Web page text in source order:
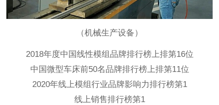
（机械生产设备）
2018年度中国线性模组品牌排行榜上排第16位
中国微型车床前50名品牌排行榜上排第11位
2020年线上模组行业品牌影响力排行榜第1
线上销售排行榜第1